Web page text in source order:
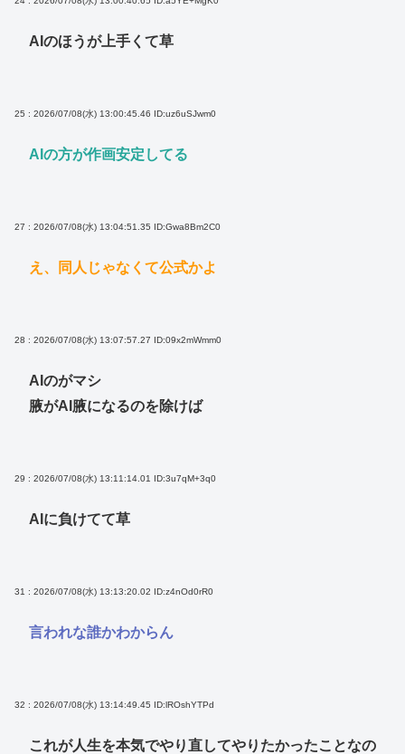
AIのほうが上手くて草
25 : 2026/07/08(水) 13:00:45.46 ID:uz6uSJwm0
AIの方が作画安定してる
27 : 2026/07/08(水) 13:04:51.35 ID:Gwa8Bm2C0
え、同人じゃなくて公式かよ
28 : 2026/07/08(水) 13:07:57.27 ID:09x2mWmm0
AIのがマシ
腋がAI腋になるのを除けば
29 : 2026/07/08(水) 13:11:14.01 ID:3u7qM+3q0
AIに負けてて草
31 : 2026/07/08(水) 13:13:20.02 ID:z4nOd0rR0
言われな誰かわからん
32 : 2026/07/08(水) 13:14:49.45 ID:lROshYTPd
これが人生を本気でやり直してやりたかったことなの